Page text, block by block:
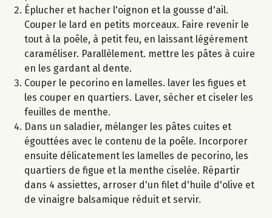
Éplucher et hacher l'oignon et la gousse d'ail.
Couper le lard en petits morceaux. Faire revenir le
tout à la poêle, à petit feu, en laissant légèrement
caraméliser. Parallèlement. mettre les pâtes à cuire
en les gardant al dente.
Couper le pecorino en lamelles. laver les figues et
les couper en quartiers. Laver, sécher et ciseler les
feuilles de menthe.
Dans un saladier, mélanger les pâtes cuites et
égouttées avec le contenu de la poêle. Incorporer
ensuite délicatement les lamelles de pecorino, les
quartiers de figue et la menthe ciselée. Répartir
dans 4 assiettes, arroser d'un filet d'huile d'olive et
de vinaigre balsamique réduit et servir.